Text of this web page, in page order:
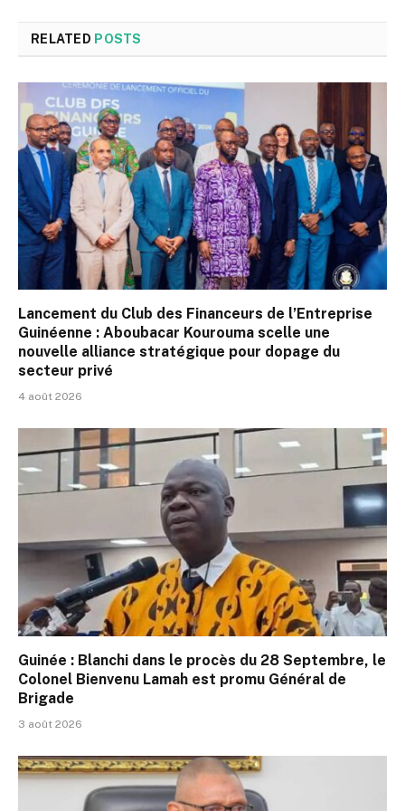
RELATED POSTS
Lancement du Club des Financeurs de l’Entreprise
Guinéenne : Aboubacar Kourouma scelle une
nouvelle alliance stratégique pour dopage du
secteur privé
4 août 2026
Guinée : Blanchi dans le procès du 28 Septembre, le
Colonel Bienvenu Lamah est promu Général de
Brigade
3 août 2026